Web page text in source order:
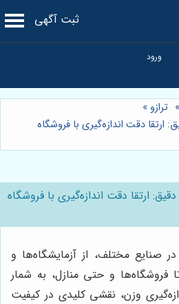
ثبت آگهی
» ترازو »
ارتقا دقت اندازه‌گیری با فروشگاه
ارتقا دقت اندازه‌گیری با فروشگاه
در صنایع مختلف، از آزمایشگاه‌ها و
فروشگاه‌ها و حتی منازل، به شمار
وزن، نقشی کلیدی در کیفیت